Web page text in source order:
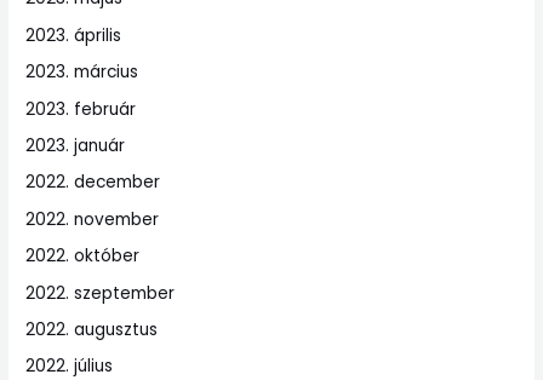
2023. április
2023. március
2023. február
2023. január
2022. december
2022. november
2022. október
2022. szeptember
2022. augusztus
2022. július